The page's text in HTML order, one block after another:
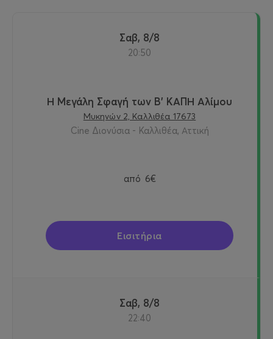
Σαβ, 8/8
20:50
Η Μεγάλη Σφαγή των Β' ΚΑΠΗ Αλίμου
Μυκηνών 2, Καλλιθέα 17673
Cine Διονύσια - Καλλιθέα, Αττική
από 6€
Εισιτήρια
Σαβ, 8/8
22:40